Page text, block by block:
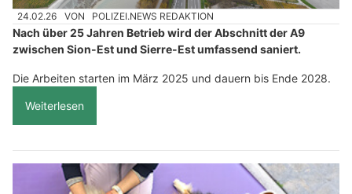
24.02.26 VON POLIZEI.NEWS REDAKTION
Nach über 25 Jahren Betrieb wird der Abschnitt der A9
zwischen Sion-Est und Sierre-Est umfassend saniert.
Die Arbeiten starten im März 2025 und dauern bis Ende 2028.
Weiterlesen